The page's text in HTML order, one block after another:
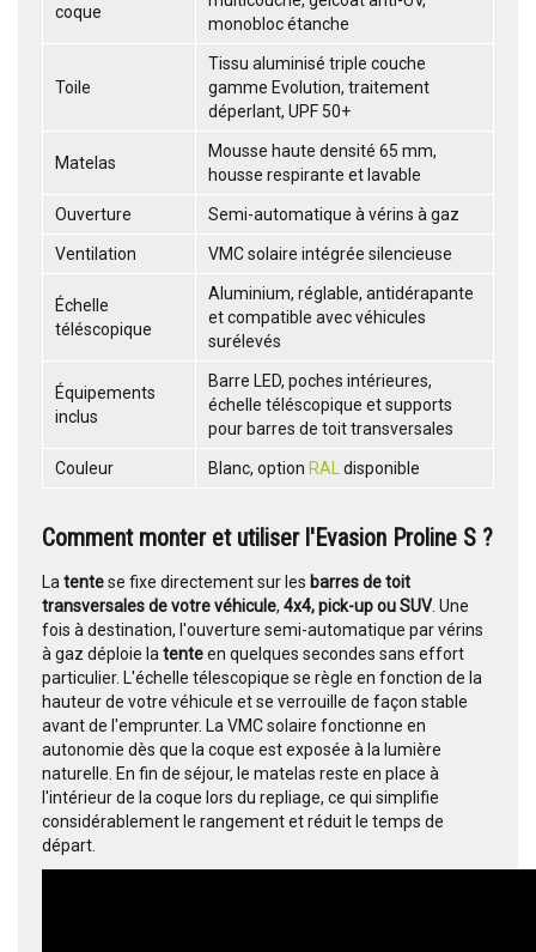
coque
monobloc étanche
Toile
Tissu aluminisé triple couche
gamme Evolution, traitement
déperlant, UPF 50+
Matelas
Mousse haute densité 65 mm,
housse respirante et lavable
Ouverture Semi-automatique à vérins à gaz
Ventilation VMC solaire intégrée silencieuse
Échelle
téléscopique
Aluminium, réglable, antidérapante
et compatible avec véhicules
surélevés
Équipements
inclus
Barre LED, poches intérieures,
échelle téléscopique et supports
pour barres de toit transversales
Couleur Blanc, option RAL disponible
Comment monter et utiliser l'Evasion Proline S ?
La tentese fixe directement sur les barres de toit
transversales de votre véhicule, 4x4, pick-up ou SUV . Une
fois à destination, l'ouverture semi-automatique par vérins
à gaz déploie la tenteen quelques secondes sans effort
particulier. L'échelle télescopique se règle en fonction de la
hauteur de votre véhicule et se verrouille de façon stable
avant de l'emprunter. La VMC solaire fonctionne en
autonomie dès que la coque est exposée à la lumière
naturelle. En fin de séjour, le matelas reste en place à
l'intérieur de la coque lors du repliage, ce qui simplifie
considérablement le rangement et réduit le temps de
départ.